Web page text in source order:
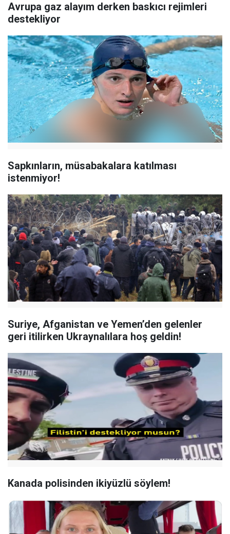
Avrupa gaz alayım derken baskıcı rejimleri
destekliyor
Sapkınların, müsabakalara katılması
istenmiyor!
Suriye, Afganistan ve Yemen’den gelenler
geri itilirken Ukraynalılara hoş geldin!
Kanada polisinden ikiyüzlü söylem!